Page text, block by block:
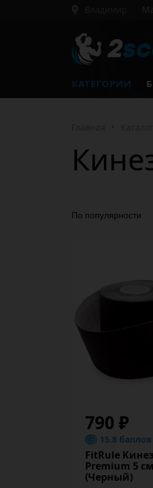
КАТЕГОРИИ
790 ₽
15.8 баллов
FitRule
Premium 5
(Черный)